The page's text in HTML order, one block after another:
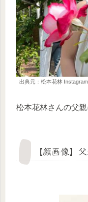
出典元：松本花林 Instagram
松本花林さんの父
【顔画像】